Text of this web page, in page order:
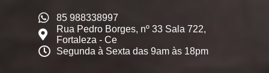
85 988338997
Rua Pedro Borges, nº 33 Sala 722,
Fortaleza - Ce
Segunda à Sexta das 9am às 18pm